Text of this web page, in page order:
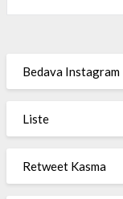
Bedava
Liste
Retweet Kasma